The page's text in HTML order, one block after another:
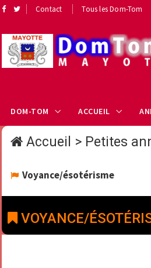
Contact Tous les Dom-Tom
DOM-TOM ACCUEIL
Accueil > Petites
Voyance/ésotérisme
VOYANCE/